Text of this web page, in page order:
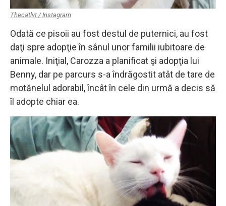
Thecatlvt / Instagram
Odată ce pisoii au fost destul de puternici, au fost
daţi spre adopţie în sânul unor familii iubitoare de
animale. Iniţial, Carozza a planificat şi adopţia lui
Benny, dar pe parcurs s-a îndrăgostit atât de tare de
motănelul adorabil, încât în cele din urmă a decis să
îl adopte chiar ea.